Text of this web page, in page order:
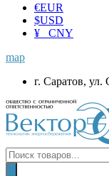
€EUR
$USD
¥ CNY
map
г. Саратов, ул.